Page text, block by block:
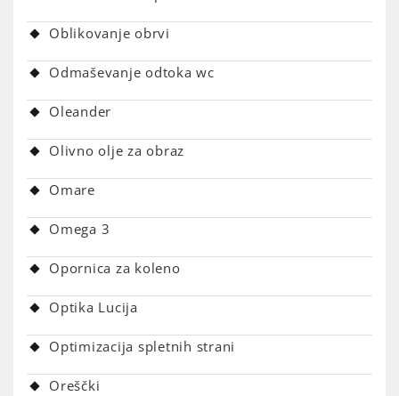
Oblikovanje obrvi
Odmaševanje odtoka wc
Oleander
Olivno olje za obraz
Omare
Omega 3
Opornica za koleno
Optika Lucija
Optimizacija spletnih strani
Oreščki